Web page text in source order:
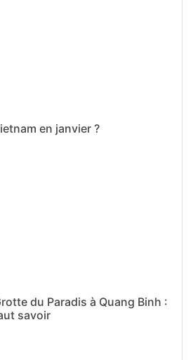
en janvier ?
du Paradis à Quang Binh :
savoir